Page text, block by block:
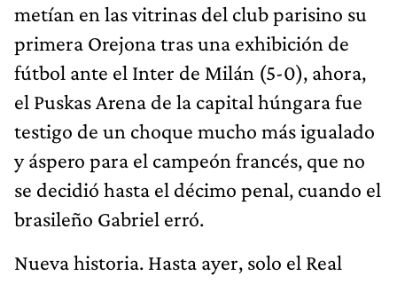
metían en las vitrinas del club parisino su
primera Orejona tras una exhibición de
fútbol ante el Inter de Milán (5-0), ahora,
el Puskas Arena de la capital húngara fue
testigo de un choque mucho más igualado
y áspero para el campeón francés, que no
se decidió hasta el décimo penal, cuando el
brasileño Gabriel erró.
Nueva historia. Hasta ayer, solo el Real